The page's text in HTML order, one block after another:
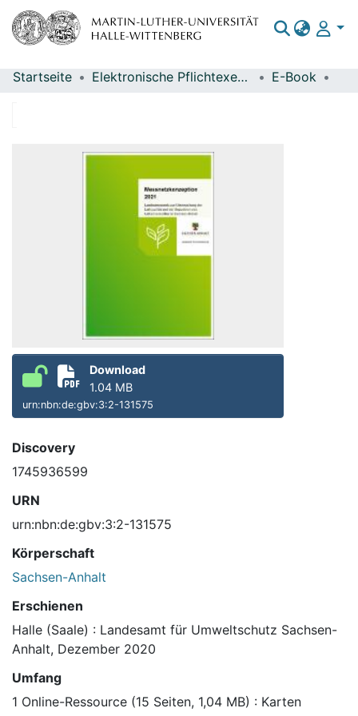
Bereiche & Sammlungen
Startseite Elektronische Pflichtexemplare E-Book
Download
1.04 MB
urn:nbn:de:gbv:3:2-131575
Discovery
1745936599
URN
urn:nbn:de:gbv:3:2-131575
Körperschaft
Sachsen-Anhalt
Erschienen
Halle (Saale) : Landesamt für Umweltschutz Sachsen-
Anhalt, Dezember 2020
Umfang
1 Online-Ressource (15 Seiten, 1,04 MB) : Karten